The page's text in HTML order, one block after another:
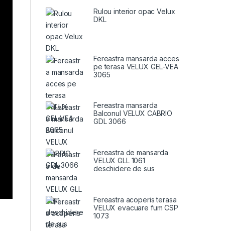
Rulou interior opac Velux
DKL
Fereastra mansarda acces
pe terasa VELUX GEL-VEA
3065
Fereastra mansarda
Balconul VELUX CABRIO
GDL 3066
Fereastra de mansarda
VELUX GLL 1061
deschidere de sus
Fereastra acoperis terasa
VELUX evacuare fum CSP
1073